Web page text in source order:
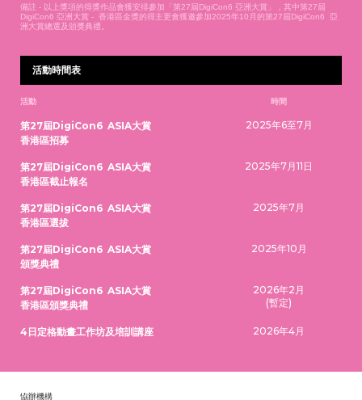
備註 - 以上獎項的得獎作品會獲安排參加「第27屆DigiCon6 亞洲大賞」，其中第27屆
DigiCon6 亞洲大賞 - 香港區金獎的得主更會獲邀參加2025年10月的第27屆DigiCon6 亞
洲大賞總選及頒獎典禮。
活動時間表
活動 時間
第27屆DigiCon6 ASIA大賞
香港區招募
2025年6至7月
第27屆DigiCon6 ASIA大賞
香港區截止報名
2025年7月11日
第27屆DigiCon6 ASIA大賞
香港區選拔
2025年7月
第27屆DigiCon6 ASIA大賞
頒獎典禮
2025年10月
第27屆DigiCon6 ASIA大賞
香港區頒獎典禮
2026年2月
(暫定)
4日定格動畫工作坊及培訓講座 2026年4月
恊辦機構